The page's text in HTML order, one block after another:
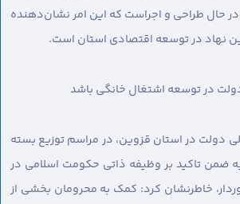
در حال طراحی و اجراست که این امر نشان‌دهنده
نهاد در توسعه اقتصادی استان است.
در توسعه اشتغال خانگی باشد
دولت در استان قزوین، در مراسم توزیع بسته
ضمن تاکید بر وظیفه ذاتی حکومت اسلامی در
خاطرنشان کرد: کمک به محرومان بخشی از